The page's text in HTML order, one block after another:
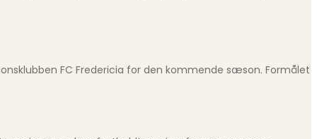
FC Fredericia for den kommende sæson. Formålet